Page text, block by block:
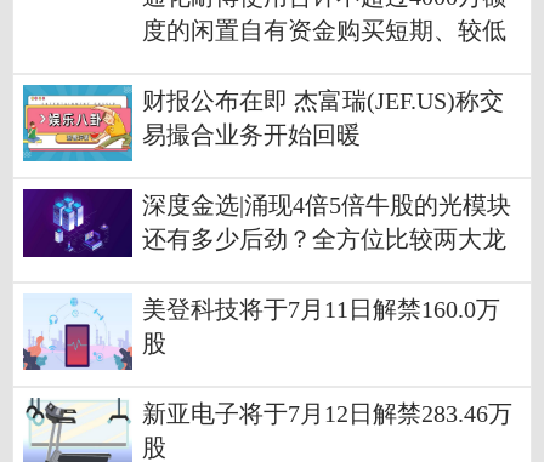
度的闲置自有资金购买短期、较低
财报公布在即 杰富瑞(JEF.US)称交
易撮合业务开始回暖
深度金选|涌现4倍5倍牛股的光模块
还有多少后劲？全方位比较两大龙
美登科技将于7月11日解禁160.0万
股
新亚电子将于7月12日解禁283.46万
股